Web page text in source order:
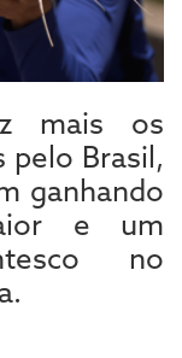
mais os
pelo Brasil,
ganhando
e um
no